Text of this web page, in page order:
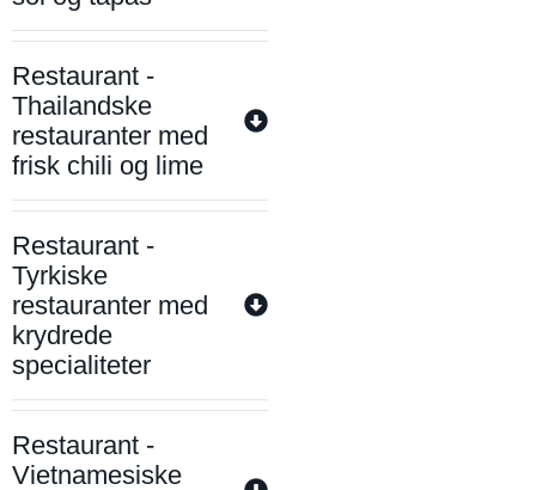
Restaurant -
Thailandske
restauranter med
frisk chili og lime
Restaurant -
Tyrkiske
restauranter med
krydrede
specialiteter
Restaurant -
Vietnamesiske